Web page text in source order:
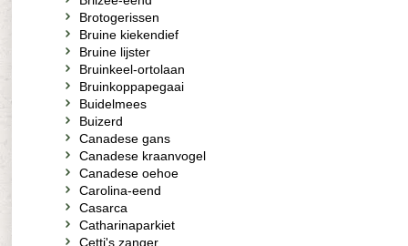
Brotogerissen
Bruine kiekendief
Bruine lijster
Bruinkeel-ortolaan
Bruinkoppapegaai
Buidelmees
Buizerd
Canadese gans
Canadese kraanvogel
Canadese oehoe
Carolina-eend
Casarca
Catharinaparkiet
Cetti's zanger